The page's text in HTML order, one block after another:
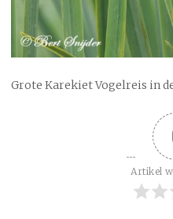
Grote Karekiet Vogelreis in
Artikel